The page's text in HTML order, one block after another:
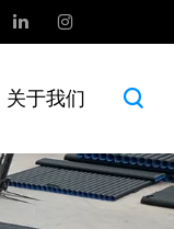
关于我们